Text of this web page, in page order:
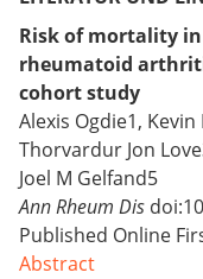
Risk of mortality
rheumatoid
cohort study
Alexis Ogdie1,
Thorvardur Jon
Joel M Gelfand5
Ann Rheum Dis
Published Online
Abstract